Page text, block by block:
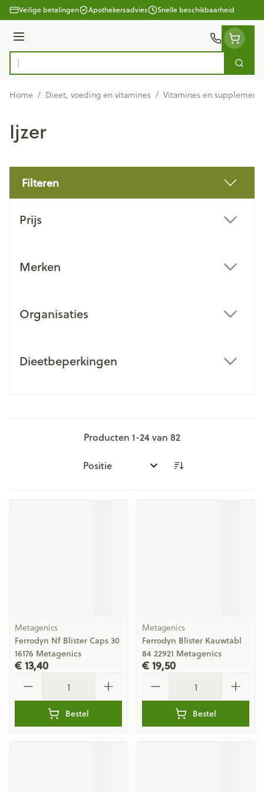
Ga naar de inhoud
Veilige betalingen Apothekersadvies Snelle beschikbaarheid
Menu
Product, merk, categorie...
Zoek
Home / Dieet, voeding en vitamines / Vitamines en
Ijzer
Filteren
Prijs
Merken
Organisaties
Dieetbeperkingen
Producten 1-24van 82
Sorteer op:
Metagenics
Ferrodyn Nf Blister Caps 30
16176 Metagenics
€ 13,40
Bestel
Metagenics
Ferrodyn Blister Kauwtabl
84 22921 Metagenics
€ 19,50
Bestel